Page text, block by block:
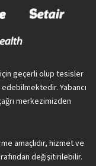
için geçerli olup tesisler
Yabancı
merkezimizden
amaçlıdır, hizmet ve
değişitirilebilir.